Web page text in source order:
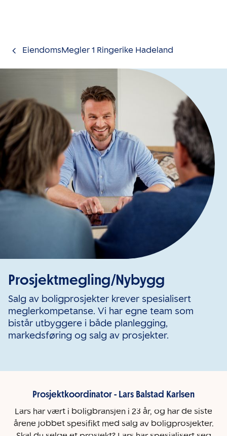
EiendomsMegler 1 Ringerike Hadeland
Prosjektmegling/Nybygg
Salg av boligprosjekter krever spesialisert
meglerkompetanse. Vi har egne team som
bistår utbyggere i både planlegging,
markedsføring og salg av prosjekter.
Prosjektkoordinator - Lars Balstad Karlsen
Lars har vært i boligbransjen i 23 år, og har de siste
årene jobbet spesifikt med salg av boligprosjekter.